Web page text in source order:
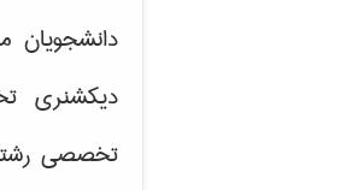
دانشجویان
دیکشنری
تخصصی